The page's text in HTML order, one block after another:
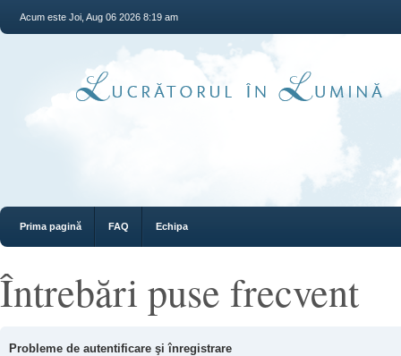
Acum este Joi, Aug 06 2026 8:19 am
Prima pagină FAQ Echipa
Întrebări puse frecvent
Probleme de autentificare şi înregistrare